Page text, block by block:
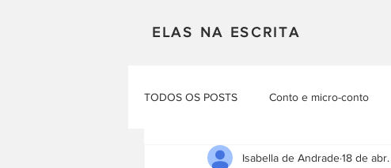
ELAS NA ESCRITA
TODOS OS POSTS Conto e micro-conto
Mulheres em Cena Poesia
Isabella de Andrade18 de